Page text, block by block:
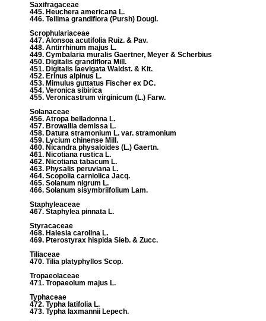
Saxifragaceae
445. Heuchera americana L.
446. Tellima grandiflora (Pursh) Dougl.
Scrophulariaceae
447. Alonsoa acutifolia Ruiz. & Pav.
448. Antirrhinum majus L.
449. Cymbalaria muralis Gaertner, Meyer & Scherbius
450. Digitalis grandiflora Mill.
451. Digitalis laevigata Waldst. & Kit.
452. Erinus alpinus L.
453. Mimulus guttatus Fischer ex DC.
454. Veronica sibirica
455. Veronicastrum virginicum (L.) Farw.
Solanaceae
456. Atropa belladonna L.
457. Browallia demissa L.
458. Datura stramonium L. var. stramonium
459. Lycium chinense Mill.
460. Nicandra physaloides (L.) Gaertn.
461. Nicotiana rustica L.
462. Nicotiana tabacum L.
463. Physalis peruviana L.
464. Scopolia carniolica Jacq.
465. Solanum nigrum L.
466. Solanum sisymbriifolium Lam.
Staphyleaceae
467. Staphylea pinnata L.
Styracaceae
468. Halesia carolina L.
469. Pterostyrax hispida Sieb. & Zucc.
Tiliaceae
470. Tilia platyphyllos Scop.
Tropaeolaceae
471. Tropaeolum majus L.
Typhaceae
472. Typha latifolia L.
473. Typha laxmannii Lepech.